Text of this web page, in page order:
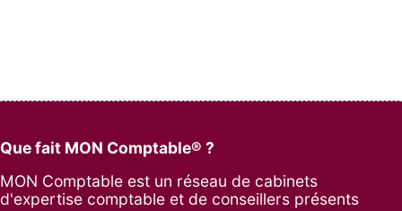
Que fait MON Comptable® ?
MON Comptable est un réseau de cabinets
d'expertise comptable et de conseillers présents